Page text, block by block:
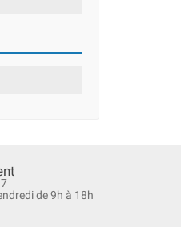
de 9h à 18h